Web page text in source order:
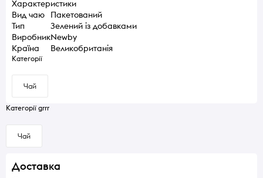
Характеристики
Вид чаю
Пакетований
Тип
Зелений із добавками
ВиробникNewby
Країна
Великобританія
Категорії
Чай
Категорії grrr
Чай
Доставка